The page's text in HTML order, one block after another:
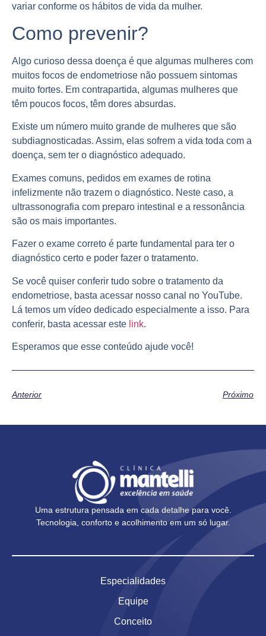
variar conforme os hábitos de vida da mulher.
Como prevenir?
Algo curioso dessa doença é que algumas mulheres com
muitos focos de endometriose não possuem sintomas
muito fortes. Em contrapartida, algumas mulheres que
têm poucos focos, têm dores absurdas.
Existe um número muito grande de mulheres que são
subdiagnosticadas. Assim, elas sofrem a vida toda com a
doença, sem ter o diagnóstico adequado.
Exames comuns, pedidos em exames de rotina
infelizmente não trazem o diagnóstico. Neste caso, a
ultrassonografia com preparo intestinal e a ressonância
são os mais importantes.
Fazer o exame correto é parte fundamental para ter o
diagnóstico certo e poder fazer o tratamento.
Se você quiser conferir tudo sobre o tratamento da
endometriose, basta acessar nosso canal no YouTube.
Lá temos um vídeo dedicado especialmente a isso. Para
conferir, basta acessar este link.
Esperamos que esse conteúdo ajude você!
Anterior Próximo
Uma estrutura pensada em cada detalhe para você.
Tecnologia, conforto e acolhimento em um só lugar.
Especialidades
Equipe
Conceito